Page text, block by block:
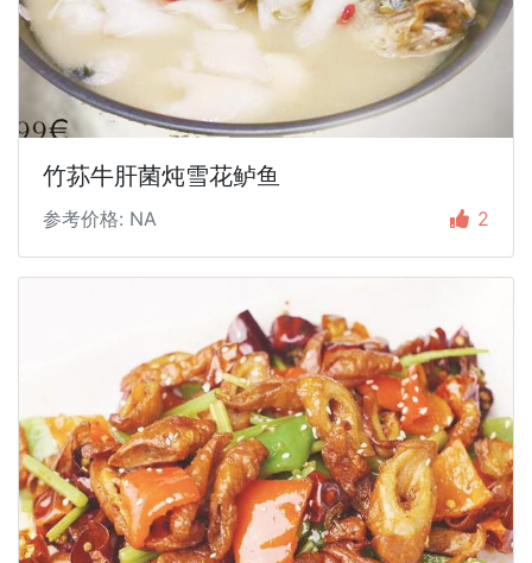
竹荪牛肝菌炖雪花鲈鱼
参考价格: NA 2